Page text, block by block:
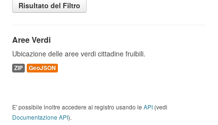
Risultato del Filtro
Aree Verdi
Ubicazione delle aree verdi cittadine fruibili.
ZIP GeoJSON
E' possibile inoltre accedere al registro usando le API (vedi
Documentazione API).